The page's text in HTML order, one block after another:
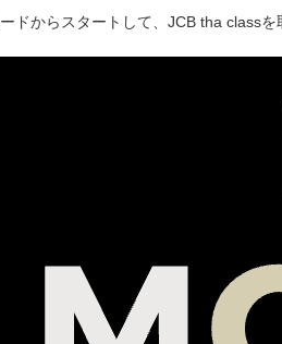
ドからスタートして、JCB tha class